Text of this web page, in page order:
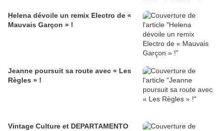
Helena dévoile un remix Electro de «
Mauvais Garçon » !
Jeanne poursuit sa route avec « Les
Règles » !
Vintage Culture et DEPARTAMENTO